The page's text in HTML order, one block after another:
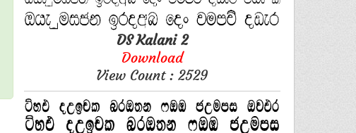
DS Kalani 2
Download
View Count : 2529